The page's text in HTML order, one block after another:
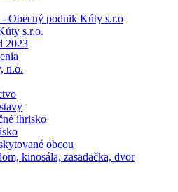
- Obecný podnik Kúty s.r.o
s.r.o.
2023
n.o.
ihrisko
obcou
kinosála, zasadačka, dvor